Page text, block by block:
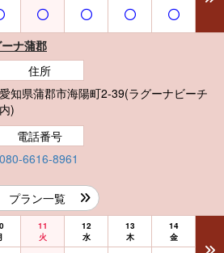
ナ蒲郡
住所
愛知県蒲郡市海陽町2-39(ラグーナビーチ
内)
電話番号
080-6616-8961
プラン一覧
11
火
12
水
13
木
14
金